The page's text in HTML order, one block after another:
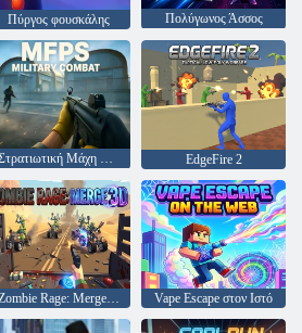
Πύργος φουσκάλης Πολύγωνος Άσσος
Στρατιωτική Μάχη MFPS EdgeFire 2
Zombie Rage: Merge 3D Vape Escape στον Ιστό